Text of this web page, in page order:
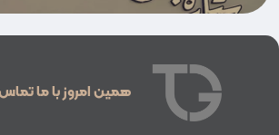
همین امروز با ما